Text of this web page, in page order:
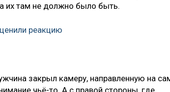
их там не должно было быть.
реакцию
закрыл камеру, направленную на
чьё-то. А с правой стороны, где